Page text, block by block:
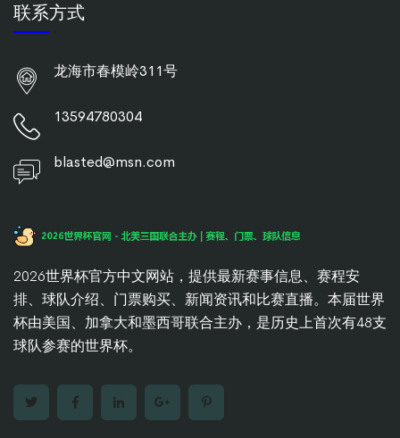
联系方式
龙海市春模岭311号
13594780304
blasted@msn.com
2026世界杯官方中文网站，提供最新赛事信息、赛程安
排、球队介绍、门票购买、新闻资讯和比赛直播。本届世界
杯由美国、加拿大和墨西哥联合主办，是历史上首次有48支
球队参赛的世界杯。